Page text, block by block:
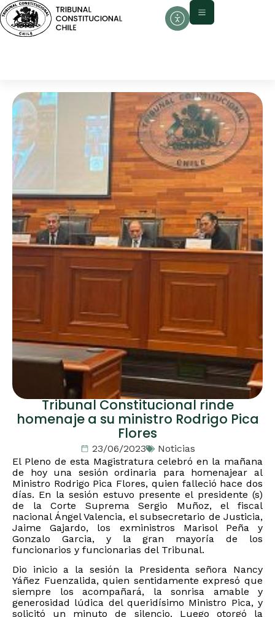
Tribunal Constitucional rinde
homenaje a su ministro Rodrigo Pica
Flores
23/06/2023
Noticias
El Pleno de esta Magistratura celebró en la mañana
de hoy una sesión ordinaria para homenajear al
Ministro Rodrigo Pica Flores, quien falleció hace dos
días. En la sesión estuvo presente el presidente (s)
de la Corte Suprema Sergio Muñoz, el fiscal
nacional Ángel Valencia, el subsecretario de Justicia,
Jaime Gajardo, los exministros Marisol Peña y
Gonzalo Garcia, y la gran mayoría de los
funcionarios y funcionarias del Tribunal.
Dio inicio a la sesión la Presidenta señora Nancy
Yáñez Fuenzalida, quien sentidamente expresó que
siempre los acompañará, la sonrisa amable y
generosidad lúdica del queridísimo Ministro Pica, y
solicitó un minuto de silencio. Luego otorgó la